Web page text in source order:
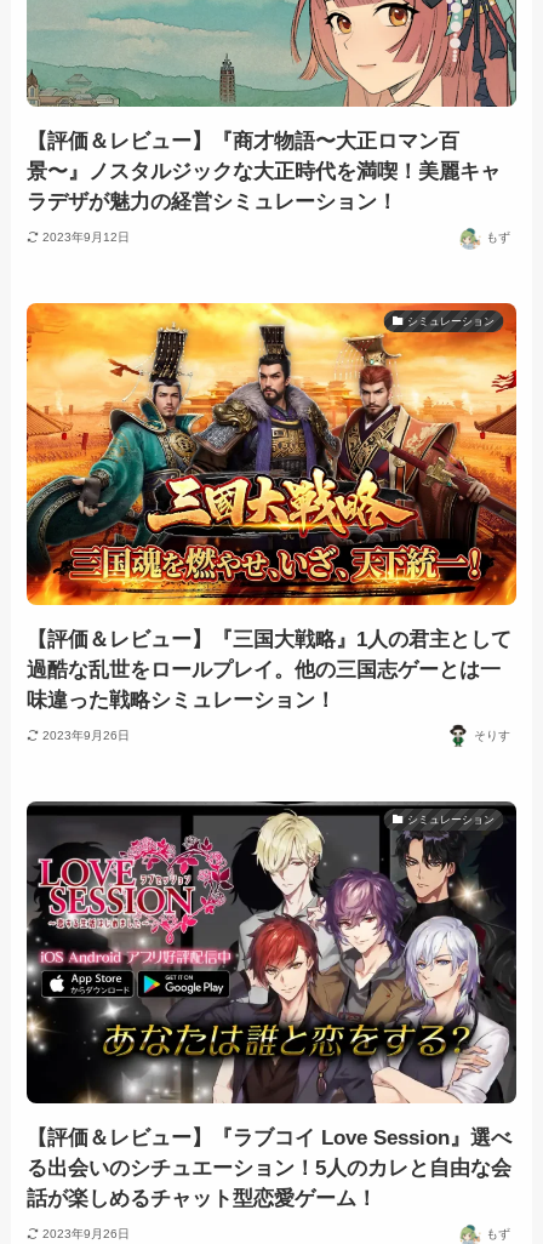
【評価＆レビュー】『商才物語〜大正ロマン百
景〜』ノスタルジックな大正時代を満喫！美麗キャ
ラデザが魅力の経営シミュレーション！
2023年9月12日 もず
シミュレーション
【評価＆レビュー】『三国大戦略』1人の君主として
過酷な乱世をロールプレイ。他の三国志ゲーとは一
味違った戦略シミュレーション！
2023年9月26日 そりす
シミュレーション
【評価＆レビュー】『ラブコイ Love Session』選べ
る出会いのシチュエーション！5人のカレと自由な会
話が楽しめるチャット型恋愛ゲーム！
2023年9月26日 もず